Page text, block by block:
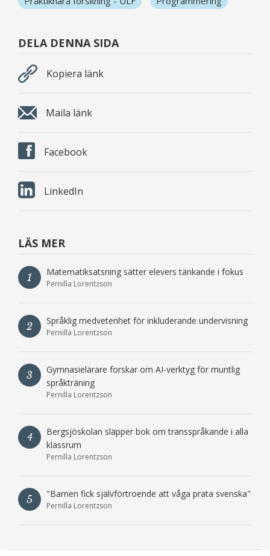
DELA DENNA SIDA
Kopiera länk
Maila länk
Facebook
LinkedIn
LÄS MER
1 Matematiksatsning sätter elevers tänkande i fokus
Pernilla Lorentzson
2 Språklig medvetenhet för inkluderande undervisning
Pernilla Lorentzson
3
Gymnasielärare forskar om AI-verktyg för muntlig
språkträning
Pernilla Lorentzson
4
Bergsjöskolan släpper bok om transspråkande i alla
klassrum
Pernilla Lorentzson
5 "Barnen fick självförtroende att våga prata svenska"
Pernilla Lorentzson